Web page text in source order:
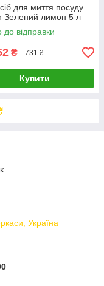
для миття посуду
Зелений лимон 5 л
до відправки
₴ 731 ₴
Купити
Україна